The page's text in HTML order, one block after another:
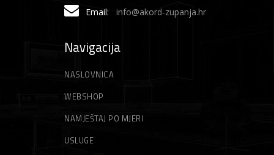
Email: info@akord-zupanja.hr
Navigacija
NASLOVNICA
WEBSHOP
NAMJEŠTAJ PO MJERI
USLUGE